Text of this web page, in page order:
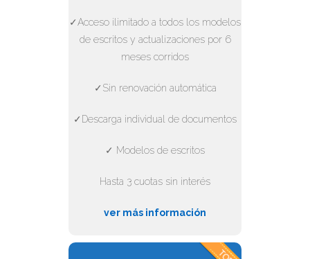
✓Acceso ilimitado a todos los modelos
de escritos y actualizaciones por 6
meses corridos
✓Sin renovación automática
✓Descarga individual de documentos
✓ Modelos de escritos
Hasta 3 cuotas sin interés
ver más información